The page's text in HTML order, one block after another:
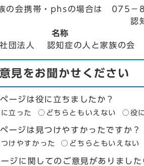
の会携帯・phsの場合は 075－
認
名称
人 認知症の人と家
見をお聞かせください
ージは役に立ちましたか？
立った どちらともいえない 役
ージは見つけやすかったですか？
つけやすかった どちらともいえない
ジに関してのご意見がありました